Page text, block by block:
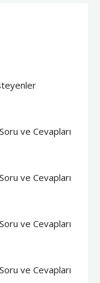
ve Cevapları
ve Cevapları
ve Cevapları
ve Cevapları